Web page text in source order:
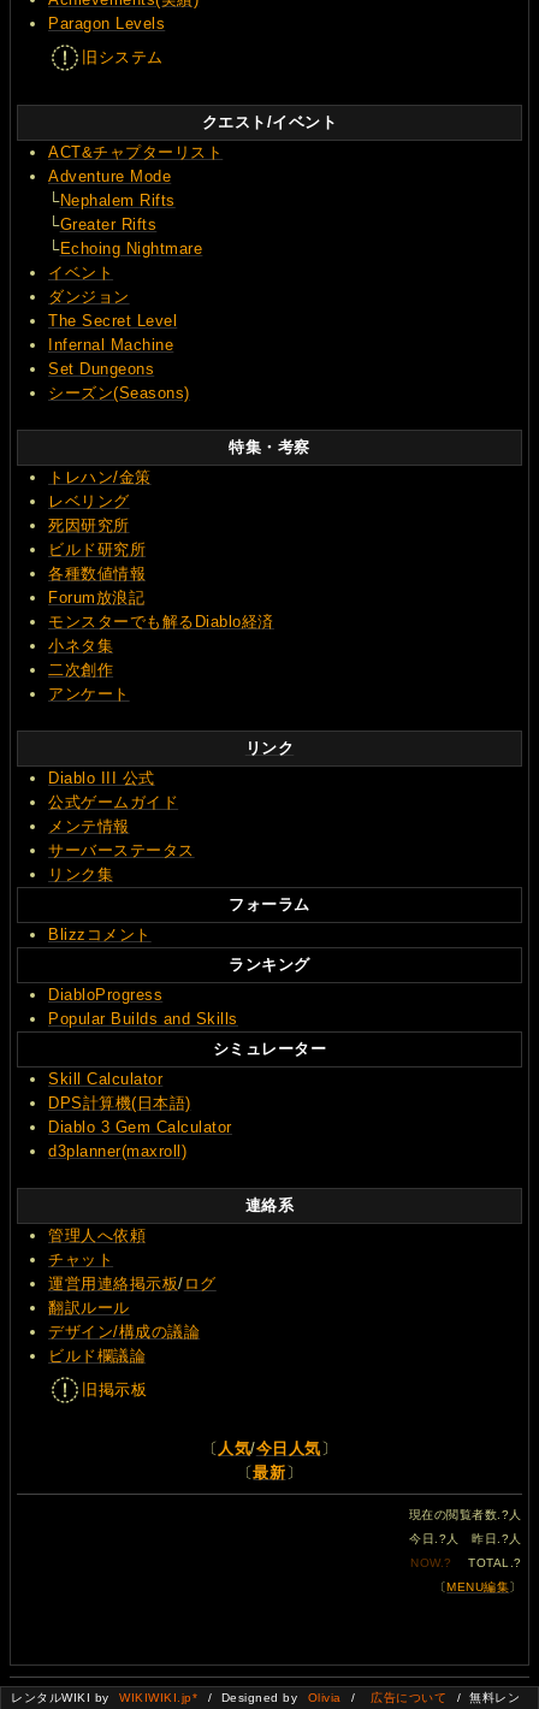
Paragon Levels
旧システム
クエスト/イベント
ACT&チャプターリスト
Adventure Mode
└Nephalem Rifts
└Greater Rifts
└Echoing Nightmare
イベント
ダンジョン
The Secret Level
Infernal Machine
Set Dungeons
シーズン(Seasons)
特集・考察
トレハン/金策
レベリング
死因研究所
ビルド研究所
各種数値情報
Forum放浪記
モンスターでも解るDiablo経済
小ネタ集
二次創作
アンケート
リンク
Diablo III 公式
公式ゲームガイド
メンテ情報
サーバーステータス
リンク集
フォーラム
Blizzコメント
ランキング
DiabloProgress
Popular Builds and Skills
シミュレーター
Skill Calculator
DPS計算機(日本語)
Diablo 3 Gem Calculator
d3planner(maxroll)
連絡系
管理人へ依頼
チャット
運営用連絡掲示板/ ログ
翻訳ルール
デザイン/構成の議論
ビルド欄議論
旧掲示板
〔 人気/今日人気 〕
〔最新 〕
現在の閲覧者数. ? 人
今日. ? 人 昨日. ? 人
NOW.? TOTAL.?
〔MENU編集〕
レンタルWIKI by WIKIWIKI.jp* / Designed by Olivia / 広告について / 無料レン